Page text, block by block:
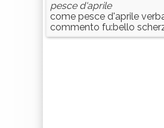
pesce d'aprile
come pesce d'aprile
commento fu:bello